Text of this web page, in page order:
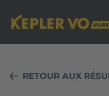
RETOUR AUX